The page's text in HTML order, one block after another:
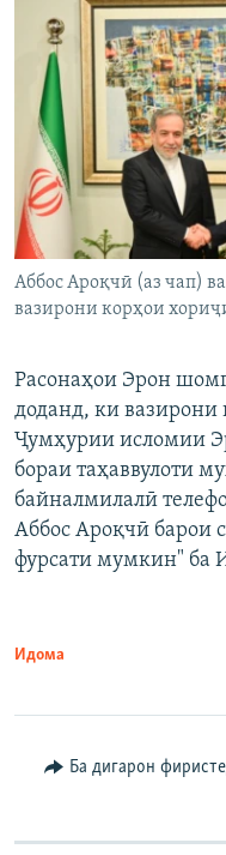
Аббос Ароқчӣ (аз чап)
вазирони корҳои
Расонаҳои Эрон
доданд, ки
Ҷумҳурии исломии
бораи таҳаввулоти
байналмилалӣ
Аббос Ароқчӣ барои
фурсати мумкин" ба
Идома
Ба дигарон